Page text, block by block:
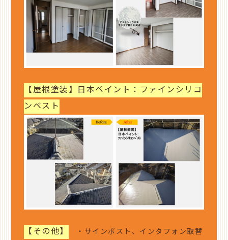
【屋根塗装】日本ペイント：ファインシリコ
ンベスト
【その他】
・サインポスト、インタフォン取替